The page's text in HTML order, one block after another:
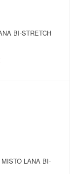
BI-STRETCH
LANA BI-